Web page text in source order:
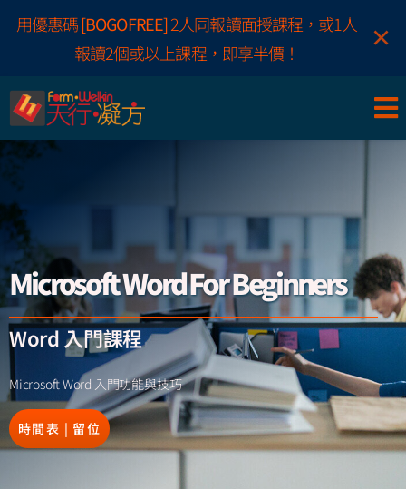
Skip用優惠碼[BOGOFREE]2人同報讀面授課程，或1人
報讀2個或以上課程，即享半價！
×
Microsoft Word For Beginners
Word 入門課程
Microsoft Word 入門功能與技巧
時間表 | 留位